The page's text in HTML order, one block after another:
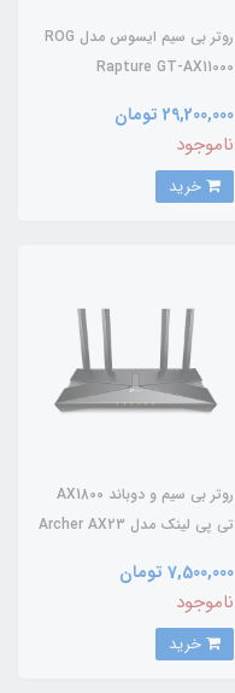
روتر بی‌ سیم ایسوس مدل ROG
Rapture GT-AX11000
29,200,000 تومان
ناموجود
روتر بی سیم و دوباند AX1800
تی پی لینک مدل Archer AX23
7,500,000 تومان
ناموجود